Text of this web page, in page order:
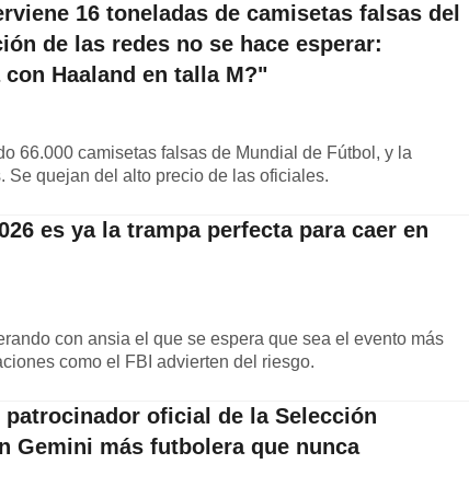
16 toneladas de camisetas falsas del
de las redes no se hace esperar:
Haaland en talla M?"
66.000 camisetas falsas de Mundial de Fútbol, y la
Se quejan del alto precio de las oficiales.
es ya la trampa perfecta para caer en
con ansia el que se espera que sea el evento más
como el FBI advierten del riesgo.
oficial de la Selección
Gemini más futbolera que nunca